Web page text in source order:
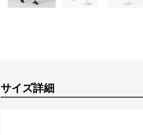
サイズ詳細